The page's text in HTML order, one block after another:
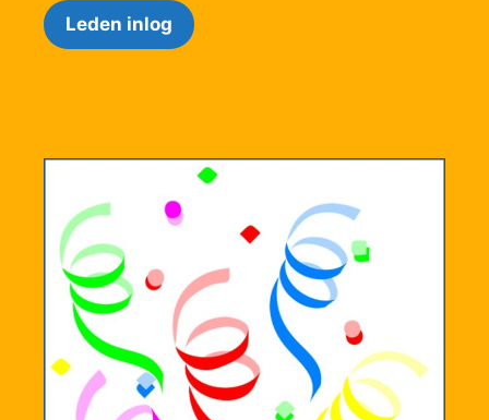
Leden inlog